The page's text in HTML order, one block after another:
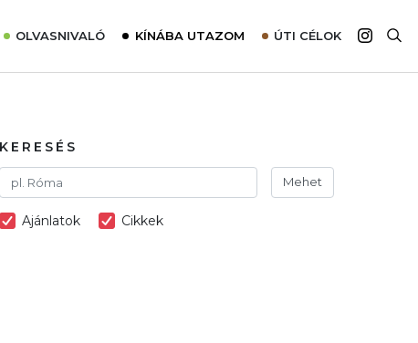
OLVASNIVALÓ
Interjú
Élménybeszámolók
KÍNÁBA UTAZOM ÚTI CÉLOK
Ausztrália
KERESÉS
Mehet
Ajánlatok Cikkek